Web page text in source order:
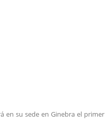
en su sede en Ginebra el primer